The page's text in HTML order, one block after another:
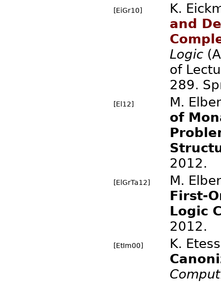
[EiGr10]
K.
and
Logic
of
289.
[El12]
M.
of
2012.
[ElGrTa12]
M.
First-
Logic
2012.
[EtIm00]
K.